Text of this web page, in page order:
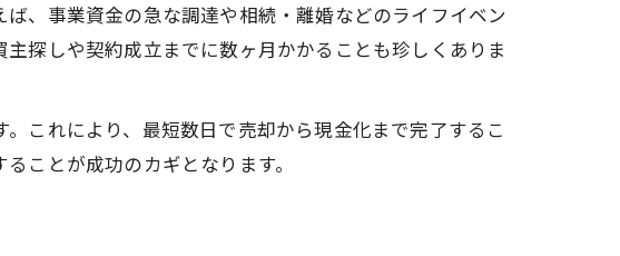
、事業資金の急な調達や相続・離婚などのライフイベン
探しや契約成立までに数ヶ月かかることも珍しくありま
これにより、最短数日で売却から現金化まで完了するこ
ことが成功のカギとなります。